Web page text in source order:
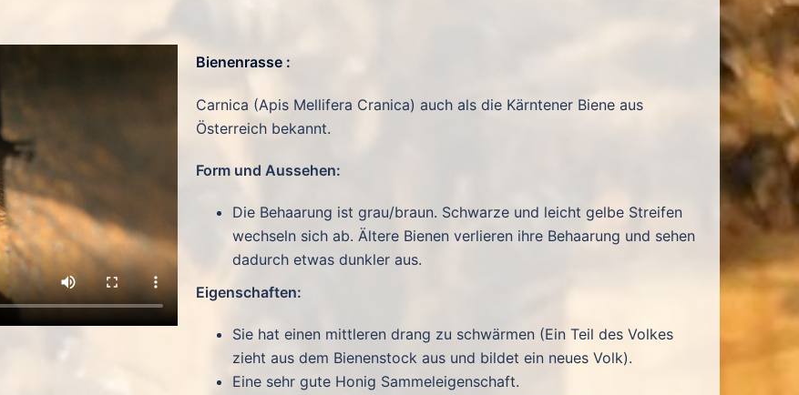
Bienenrasse :
Carnica (Apis Mellifera Cranica) auch als die Kärntener Biene aus
Österreich bekannt.
Form und Aussehen:
Die Behaarung ist grau/braun. Schwarze und leicht gelbe Streifen
wechseln sich ab. Ältere Bienen verlieren ihre Behaarung und sehen
dadurch etwas dunkler aus.
Eigenschaften:
Sie hat einen mittleren drang zu schwärmen (Ein Teil des Volkes
zieht aus dem Bienenstock aus und bildet ein neues Volk).
Eine sehr gute Honig Sammeleigenschaft.